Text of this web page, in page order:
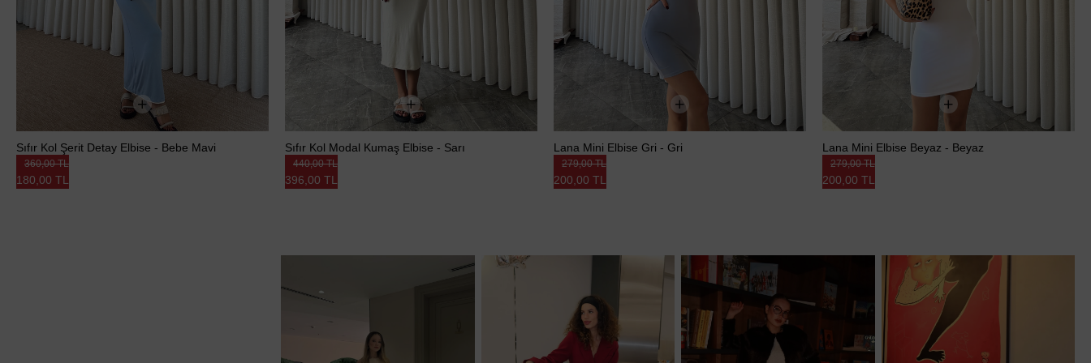
Sıfır Kol Şerit Detay Elbise - Bebe Mavi
180,00 TL
360,00 TL
Sıfır Kol Modal Kumaş Elbise - Sarı
396,00 TL
440,00 TL
Lana Mini Elbise Gri - Gri
200,00 TL
279,00 TL
Lana Mini Elbise Beyaz - Beyaz
200,00 TL
279,00 TL